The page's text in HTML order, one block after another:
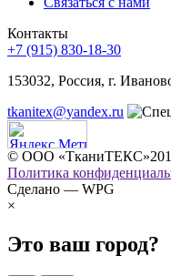
Контакты
+7 (915) 830-18-30
153032, Россия, г.
tkanitex@yandex.ru
© ООО
Политика
Сделано — WPG
×
Это ваш город?